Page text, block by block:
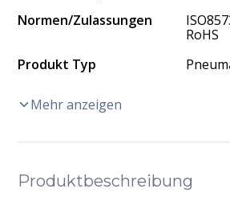
Normen/Zulassungen
RoHS
Produkt Typ
Mehr anzeigen
Produktbeschreibung